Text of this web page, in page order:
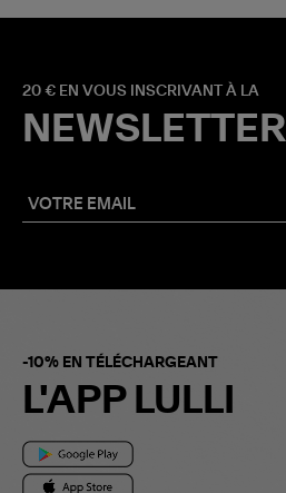
20 € EN VOUS INSCRIVANT À LA
NEWSLETTER
-10% EN TÉLÉCHARGEANT
L'APP LULLI